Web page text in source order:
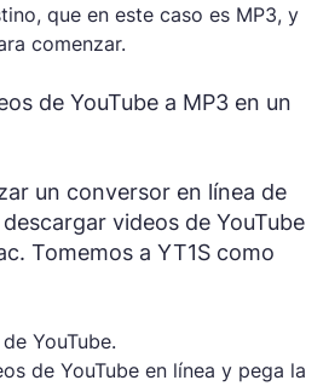
que en este caso es MP3, y
comenzar.
de YouTube a MP3 en un
un conversor en línea de
videos de YouTube
Tomemos a YT1S como
YouTube.
de YouTube en línea y pega la